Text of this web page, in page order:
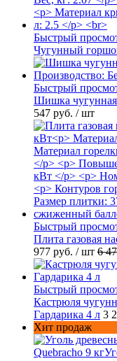
Быстрый
Чугунный
Быстрый
Шишка
547 руб. / шт
Быстрый
Плита газовая
977 руб. / шт 6
Быстрый
Кастрюля
Гардарика 4 л 3
Хит продаж